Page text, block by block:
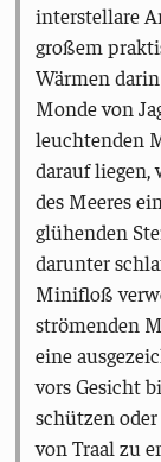
interstellare
großem
Wärmen
Monde von
leuchtenden
darauf liegen,
des Meeres
glühenden
darunter
Minifloß
strömenden
eine
vors Gesicht
schützen
von Traal zu